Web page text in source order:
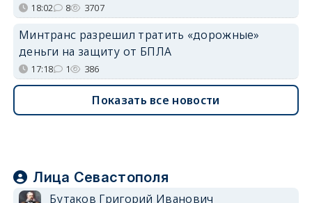
18:02 8 3707
Минтранс разрешил тратить «дорожные»
деньги на защиту от БПЛА
17:18 1 386
Показать все новости
Лица Севастополя
Бутаков Григорий Иванович